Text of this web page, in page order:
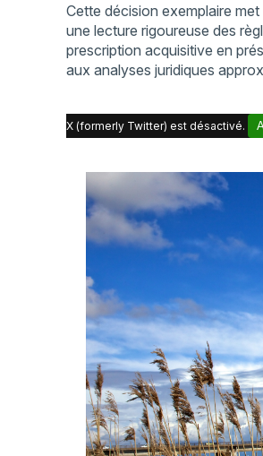
Cette décision exemplaire
une lecture rigoureuse des
prescription acquisitive en
aux analyses juridiques
X (formerly Twitter) est désactivé.